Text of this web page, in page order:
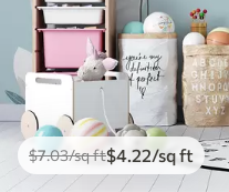
$7.03/sq ft$4 .22/sq ft